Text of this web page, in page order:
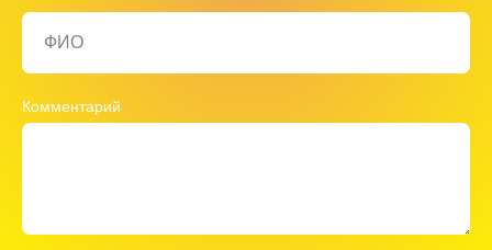
ФИО
Комментарий